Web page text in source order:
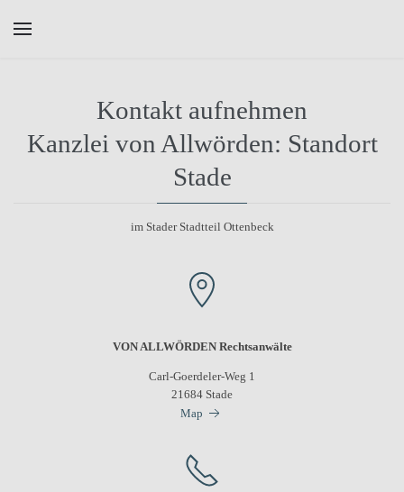
Kontakt aufnehmen
Kanzlei von Allwörden: Standort
Stade
im Stader Stadtteil Ottenbeck
VON ALLWÖRDEN Rechtsanwälte
Carl-Goerdeler-Weg 1
21684 Stade
Map